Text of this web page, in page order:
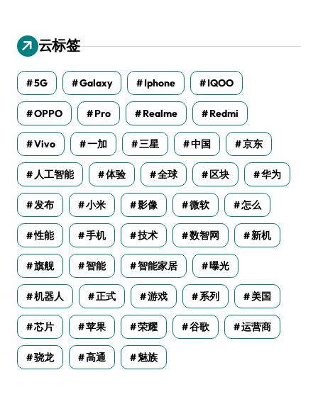
云标签
5G Galaxy Iphone IQOO
OPPO Pro Realme Redmi
Vivo 一加 三星 中国 京东
人工智能 体验 全球 区块 华为
发布 小米 影像 微软 怎么
性能 手机 技术 数智网 新机
旗舰 智能 智能家居 曝光
机器人 正式 游戏 系列 美国
芯片 苹果 荣耀 谷歌 运营商
骁龙 高通 魅族